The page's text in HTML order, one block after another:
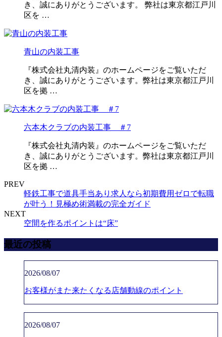
き、誠にありがとうございます。 弊社は東京都江戸川
区を …
青山の内装工事
『株式会社丸清内装』のホームページをご覧いただ
き、誠にありがとうございます。弊社は東京都江戸川
区を拠 …
六本木クラブの内装工事 ＃7
『株式会社丸清内装』のホームページをご覧いただ
き、誠にありがとうございます。弊社は東京都江戸川
区を拠 …
PREV
軽鉄工事で道具手当あり求人なら初期費用ゼロで転職
が叶う！見極め術満載の完全ガイド
NEXT
空間を作るポイントは“床”
最近の投稿
2026/08/07
お客様がまた来たくなる店舗動線のポイント
2026/08/07